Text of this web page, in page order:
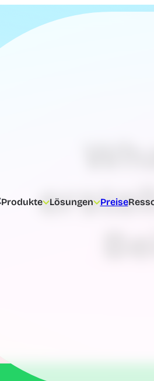
Produkte Lösungen Preise